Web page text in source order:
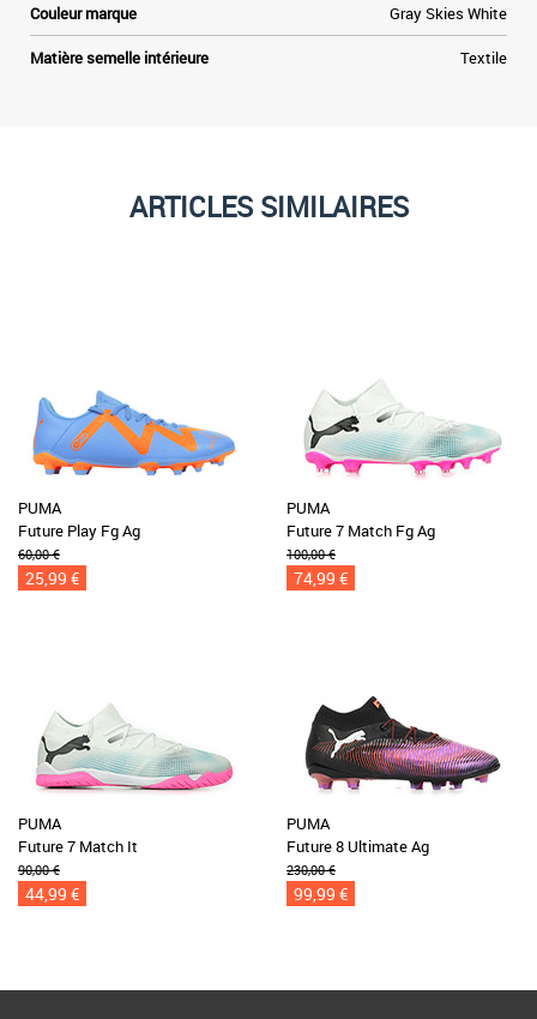
Couleur marque Gray Skies White
Matière semelle intérieure Textile
ARTICLES SIMILAIRES
PUMA
Future Play Fg Ag
60,00 €
25,99 €
PUMA
Future 7 Match Fg Ag
100,00 €
74,99 €
PUMA
Future 7 Match It
90,00 €
44,99 €
PUMA
Future 8 Ultimate Ag
230,00 €
99,99 €